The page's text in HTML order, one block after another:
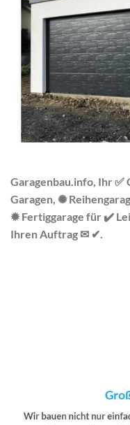
Garagenbau.info, Ihr
Garagen, ✺
✹ Fertiggarage für ✔️
Ihren Auftrag ✉ ✔.